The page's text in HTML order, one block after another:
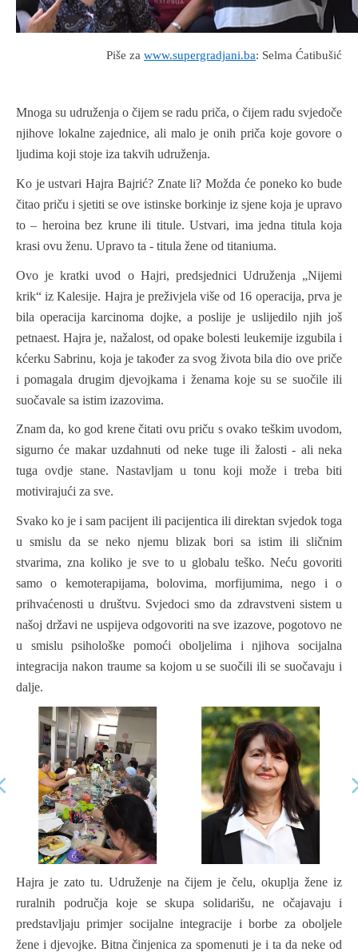
Piše za www.supergradjani.ba: Selma Ćatibušić
Mnoga su udruženja o čijem se radu priča, o čijem radu svjedoče
njihove lokalne zajednice, ali malo je onih priča koje govore o
ljudima koji stoje iza takvih udruženja.
Ko je ustvari Hajra Bajrić? Znate li? Možda će poneko ko bude
čitao priču i sjetiti se ove istinske borkinje iz sjene koja je upravo
to – heroina bez krune ili titule. Ustvari, ima jedna titula koja
krasi ovu ženu. Upravo ta - titula žene od titaniuma.
Ovo je kratki uvod o Hajri, predsjednici Udruženja „Nijemi
krik“ iz Kalesije. Hajra je preživjela više od 16 operacija, prva je
bila operacija karcinoma dojke, a poslije je uslijedilo njih još
petnaest. Hajra je, nažalost, od opake bolesti leukemije izgubila i
kćerku Sabrinu, koja je također za svog života bila dio ove priče
i pomagala drugim djevojkama i ženama koje su se suočile ili
suočavale sa istim izazovima.
Znam da, ko god krene čitati ovu priču s ovako teškim uvodom,
sigurno će makar uzdahnuti od neke tuge ili žalosti - ali neka
tuga ovdje stane. Nastavljam u tonu koji može i treba biti
motivirajući za sve.
Svako ko je i sam pacijent ili pacijentica ili direktan svjedok toga
u smislu da se neko njemu blizak bori sa istim ili sličnim
stvarima, zna koliko je sve to u globalu teško. Neću govoriti
samo o kemoterapijama, bolovima, morfijumima, nego i o
prihvaćenosti u društvu. Svjedoci smo da zdravstveni sistem u
našoj državi ne uspijeva odgovoriti na sve izazove, pogotovo ne
u smislu psihološke pomoći oboljelima i njihova socijalna
integracija nakon traume sa kojom u se suočili ili se suočavaju i
dalje.
Hajra je zato tu. Udruženje na čijem je čelu, okuplja žene iz
ruralnih područja koje se skupa solidarišu, ne očajavaju i
predstavljaju primjer socijalne integracije i borbe za oboljele
žene i djevojke. Bitna činjenica za spomenuti je i ta da neke od